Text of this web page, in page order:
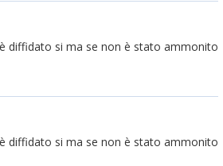
diffidato si ma se non è stato ammonito
diffidato si ma se non è stato ammonito